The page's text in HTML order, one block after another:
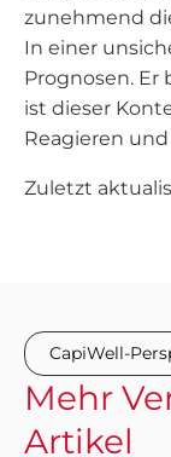
zunehmend
In einer
Prognosen. Er
ist dieser
Reagieren
Zuletzt
CapiWell-
Mehr
Artikel